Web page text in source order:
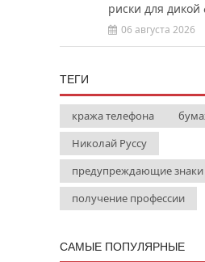
риски для
06 августа 2026
ТЕГИ
кража телефона
Николай Руссу
предупреждающие знаки
получение профессии
САМЫЕ ПОПУЛЯРНЫЕ